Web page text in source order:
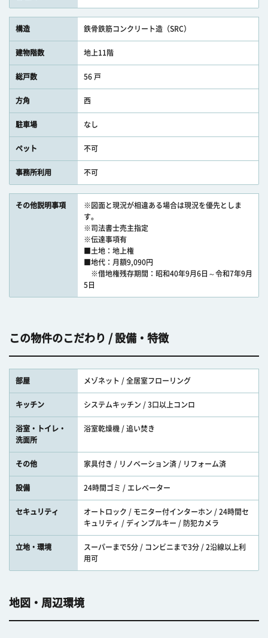
構造 鉄骨鉄筋コンクリート造（SRC）
建物階数 地上11階
総戸数 56 戸
方角 西
駐車場 なし
ペット 不可
事務所利用 不可
その他説明事項
※図面と現況が相違ある場合は現況を優先としま
す。
※司法書士売主指定
※伝達事項有
■土地：地上権
■地代：月額9,090円
※借地権残存期間：昭和40年9月6日～令和7年9月
5日
この物件のこだわり / 設備・特徴
部屋 メゾネット / 全居室フローリング
キッチン システムキッチン / 3口以上コンロ
浴室・トイレ・
洗面所
浴室乾燥機 / 追い焚き
その他 家具付き / リノベーション済 / リフォーム済
設備 24時間ゴミ / エレベーター
セキュリティ
オートロック / モニター付インターホン / 24時間セ
キュリティ / ディンプルキー / 防犯カメラ
立地・環境
スーパーまで5分 / コンビニまで3分 / 2沿線以上利
用可
地図・周辺環境